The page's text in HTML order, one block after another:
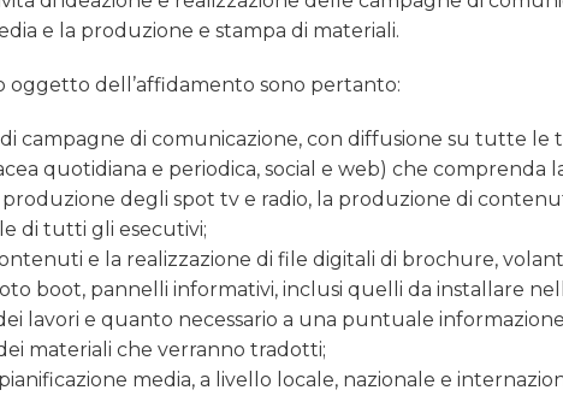
e la produzione e stampa di materiali.
oggetto dell’affidamento sono pertanto:
di campagne di comunicazione, con diffusione su tutte le
quotidiana e periodica, social e web) che comprenda
degli spot tv e radio, la produzione di
di tutti gli esecutivi;
e la realizzazione di file digitali di brochure,
boot, pannelli informativi, inclusi quelli da installare
lavori e quanto necessario a una puntuale
materiali che verranno tradotti;
media, a livello locale, nazionale e